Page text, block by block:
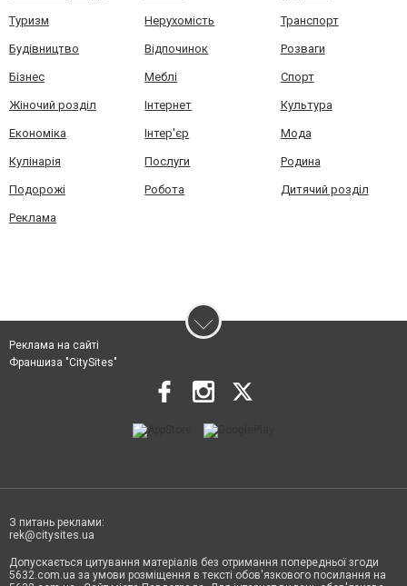
Туризм Нерухомість Транспорт
Будівництво Відпочинок Розваги
Бізнес Меблі Спорт
Жіночий розділ Інтернет Культура
Економіка Інтер'єр Мода
Кулінарія Послуги Родина
Подорожі Робота Дитячий розділ
Реклама
Реклама на сайті
Франшиза "CitySites"
З питань реклами:
rek@citysites.ua
Допускається цитування матеріалів без отримання попередньої згоди
5632.com.ua за умови розміщення в тексті обов'язкового посилання на